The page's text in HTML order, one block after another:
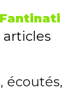
articles